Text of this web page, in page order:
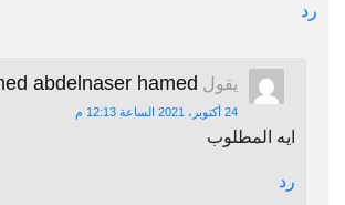
رد
يقول abdelnaser hamed
24 أكتوبر، 2021 الساعة 12:13 م
ايه المطلوب
رد